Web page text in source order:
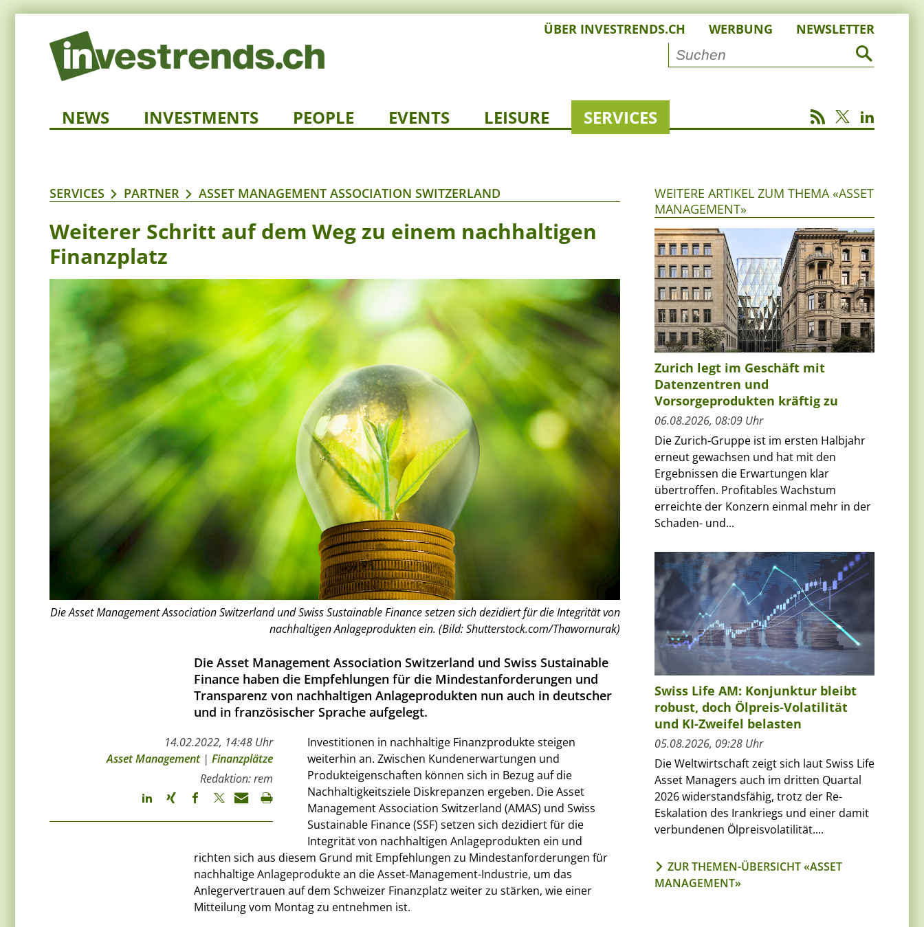
ÜBER INVESTRENDS.CH WERBUNG NEWSLETTER
NEWS INVESTMENTS PEOPLE EVENTS LEISURE SERVICES
SERVICES PARTNER ASSET MANAGEMENT ASSOCIATION SWITZERLAND
Weiterer Schritt auf dem Weg zu einem nachhaltigen
Finanzplatz
Die Asset Management Association Switzerland und Swiss Sustainable Finance setzen sich dezidiert für die Integrität von
nachhaltigen Anlageprodukten ein. (Bild: Shutterstock.com/Thawornurak)
Die Asset Management Association Switzerland und Swiss Sustainable
Finance haben die Empfehlungen für die Mindestanforderungen und
Transparenz von nachhaltigen Anlageprodukten nun auch in deutscher
und in französischer Sprache aufgelegt.
14.02.2022, 14:48 Uhr
Asset Management| Finanzplätze
Redaktion: rem
Investitionen in nachhaltige Finanzprodukte steigen
weiterhin an. Zwischen Kundenerwartungen und
Produkteigenschaften können sich in Bezug auf die
Nachhaltigkeitsziele Diskrepanzen ergeben. Die Asset
Management Association Switzerland (AMAS) und Swiss
Sustainable Finance (SSF) setzen sich dezidiert für die
Integrität von nachhaltigen Anlageprodukten ein und
richten sich aus diesem Grund mit Empfehlungen zu Mindestanforderungen für
nachhaltige Anlageprodukte an die Asset-Management-Industrie, um das
Anlegervertrauen auf dem Schweizer Finanzplatz weiter zu stärken, wie einer
Mitteilung vom Montag zu entnehmen ist.
WEITERE ARTIKEL ZUM THEMA «ASSET
MANAGEMENT»
Zurich legt im Geschäft mit
Datenzentren und
Vorsorgeprodukten kräftig zu
06.08.2026, 08:09 Uhr
Die Zurich-Gruppe ist im ersten Halbjahr
erneut gewachsen und hat mit den
Ergebnissen die Erwartungen klar
übertroffen. Profitables Wachstum
erreichte der Konzern einmal mehr in der
Schaden- und...
Swiss Life AM: Konjunktur bleibt
robust, doch Ölpreis-Volatilität
und KI-Zweifel belasten
05.08.2026, 09:28 Uhr
Die Weltwirtschaft zeigt sich laut Swiss Life
Asset Managers auch im dritten Quartal
2026 widerstandsfähig, trotz der Re-
Eskalation des Irankriegs und einer damit
verbundenen Ölpreisvolatilität....
ZUR THEMEN-ÜBERSICHT «ASSET
MANAGEMENT»